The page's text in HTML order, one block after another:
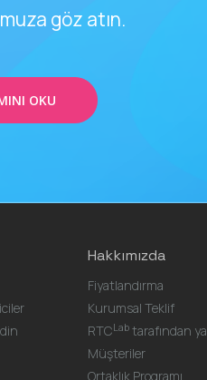
göz atın.
OKU
Hakkımızda
Fiyatlandırma
Kurumsal Teklif
RTCLab tarafından
Müşteriler
Ortaklık Programı